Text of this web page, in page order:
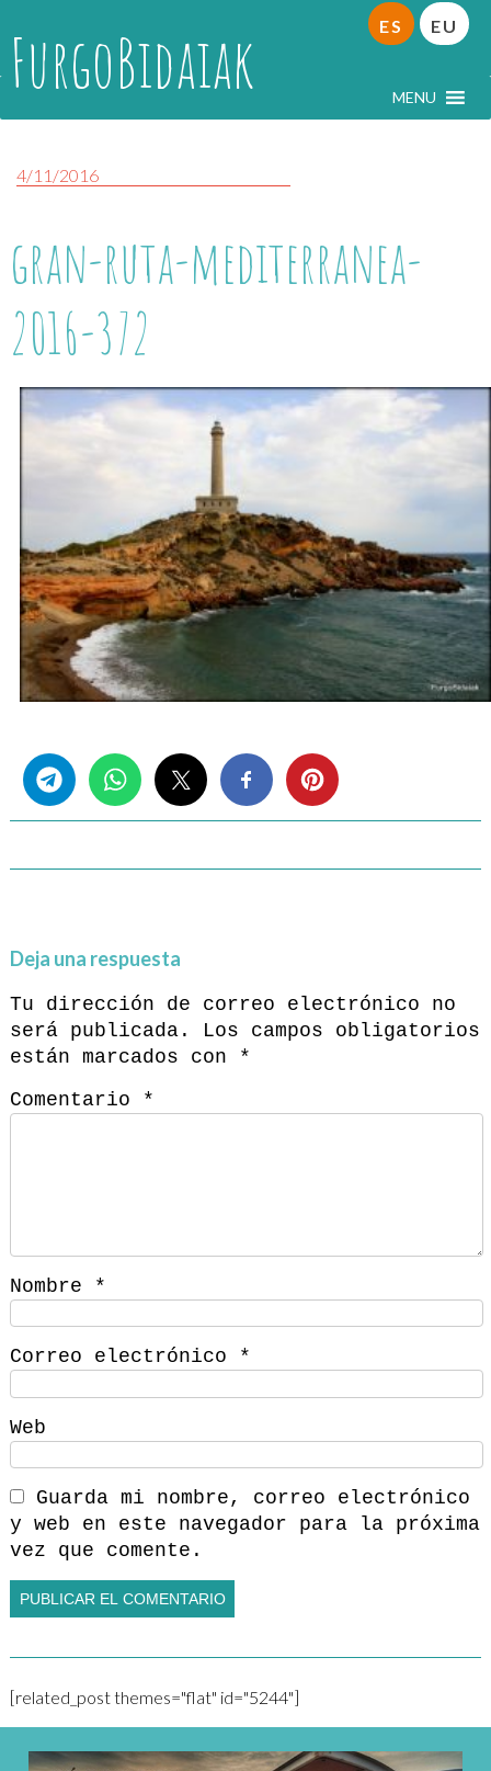
FurgoBidaiak MENU
ES EU
4/11/2016
gran-ruta-mediterranea-
2016-372
Deja una respuesta
Tu dirección de correo electrónico no
será publicada.
Los campos obligatorios
están marcados con
*
Comentario
*
Nombre *
Correo electrónico *
Web
Guarda mi nombre, correo electrónico
y web en este navegador para la próxima
vez que comente.
[related_post themes="flat" id="5244"]